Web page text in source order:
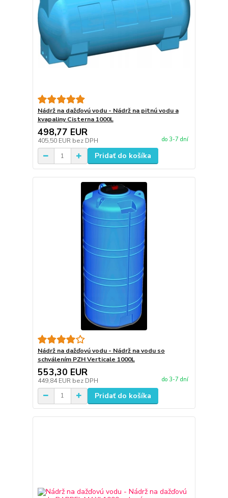
Nádrž na dažďovú vodu - Nádrž na pitnú vodu a
kvapaliny Cisterna 1000L
498,77 EUR
405,50 EUR bez DPH do 3-7 dní
Pridať do košíka
Nádrž na dažďovú vodu - Nádrž na vodu so
schválením PZH Verticale 1000L
553,30 EUR
449,84 EUR bez DPH do 3-7 dní
Pridať do košíka